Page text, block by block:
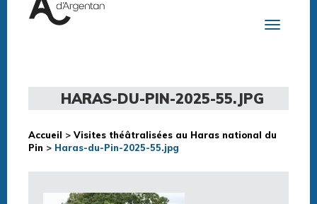
Toggle
HARAS-DU-PIN-2025-55.JPG
Accueil > Visites théâtralisées au Haras national du
Pin > Haras-du-Pin-2025-55.jpg